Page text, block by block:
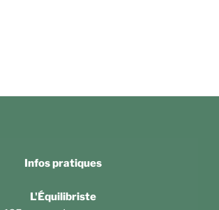
Infos pratiques
L'Équilibriste